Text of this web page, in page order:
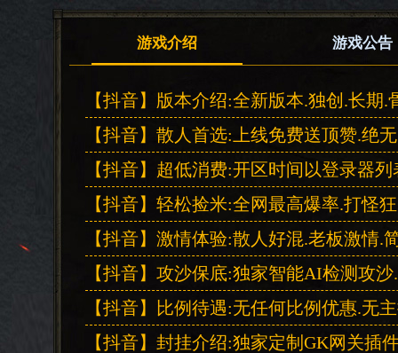
游戏介绍 游戏公告
【抖音】版本介绍:全新版本.独创.长期
【抖音】散人首选:上线免费送顶赞.绝
【抖音】超低消费:开区时间以登录器
【抖音】轻松捡米:全网最高爆率.打怪
【抖音】激情体验:散人好混.老板激情.
【抖音】攻沙保底:独家智能AI检测攻
【抖音】比例待遇:无任何比例优惠.无
【抖音】封挂介绍:独家定制GK网关插